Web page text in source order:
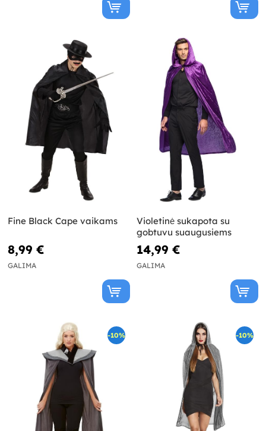
Fine Black Cape vaikams
8,99 €
GALIMA
Violetinė sukapota su
gobtuvu suaugusiems
14,99 €
GALIMA
-10% -10%